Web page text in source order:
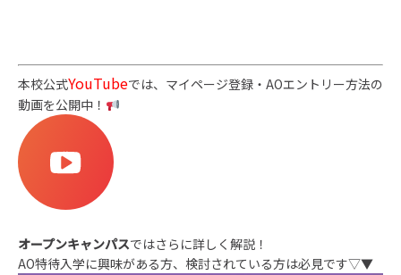
本校公式YouTubeでは、マイページ登録・AOエントリー方法の
動画を公開中！
オープンキャンパスではさらに詳しく解説！
AO特待入学に興味がある方、検討されている方は必見です▽▼